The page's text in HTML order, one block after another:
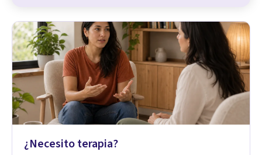
¿Necesito terapia?